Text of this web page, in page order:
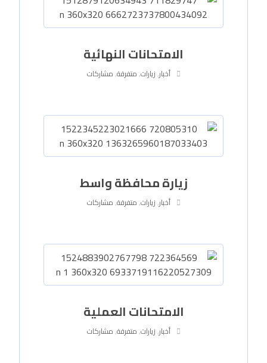
الامتحانات النهائية
أخبار,زيارات,متفرقة,مشاركات
زيارة محافظة واسط
أخبار,زيارات,متفرقة,مشاركات
الامتحانات العملية
أخبار,زيارات,متفرقة,مشاركات